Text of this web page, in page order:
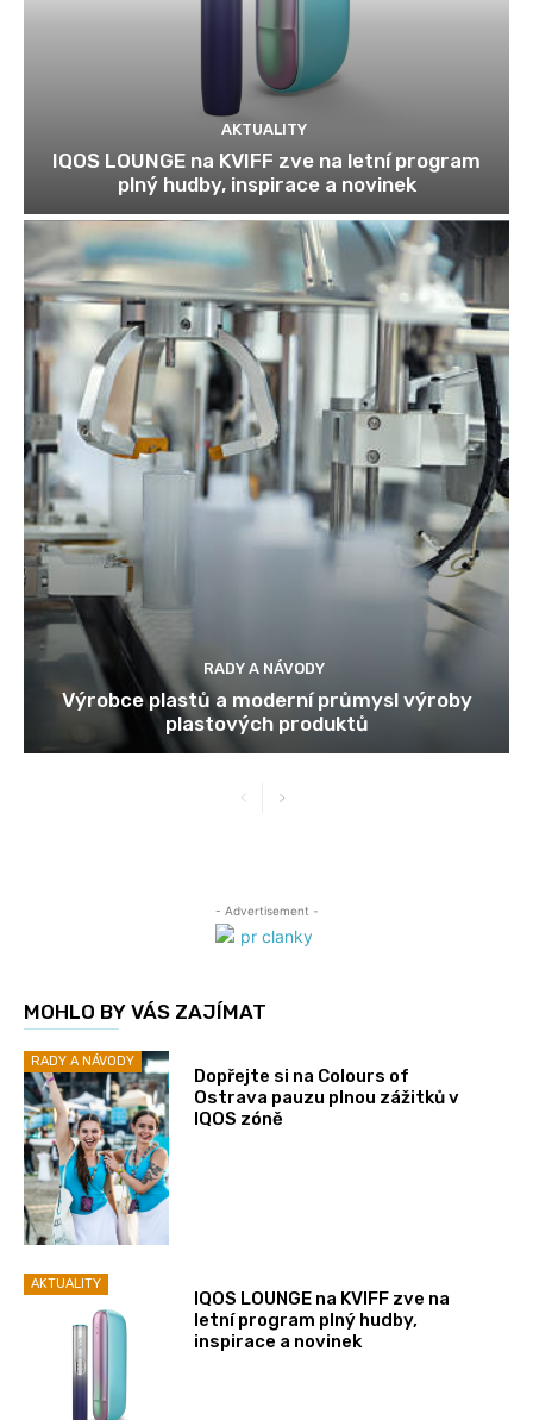
AKTUALITY
IQOS LOUNGE na KVIFF zve na letní program
plný hudby, inspirace a novinek
RADY A NÁVODY
Výrobce plastů a moderní průmysl výroby
plastových produktů
- Advertisement -
MOHLO BY VÁS ZAJÍMAT
RADY A NÁVODY
Dopřejte si na Colours of
Ostrava pauzu plnou zážitků v
IQOS zóně
AKTUALITY
IQOS LOUNGE na KVIFF zve na
letní program plný hudby,
inspirace a novinek